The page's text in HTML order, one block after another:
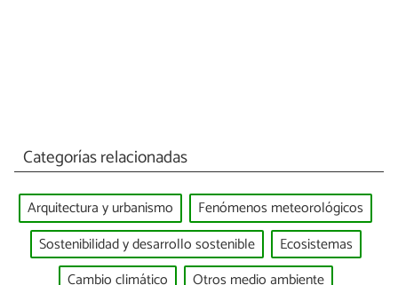
Categorías relacionadas
Arquitectura y urbanismo
Fenómenos meteorológicos
Sostenibilidad y desarrollo sostenible
Ecosistemas